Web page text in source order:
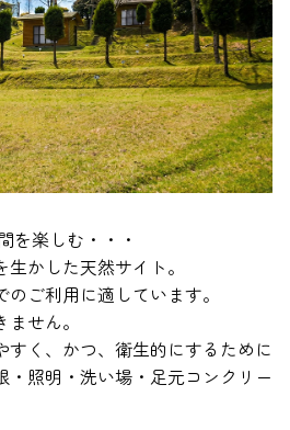
を楽しむ・・・
かした天然サイト。
ご利用に適しています。
せん。
く、かつ、衛生的にするために
照明・洗い場・足元コンクリー